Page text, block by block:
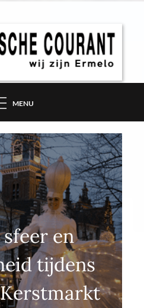
– WIJ ZIJN
MENU
en
tijdens